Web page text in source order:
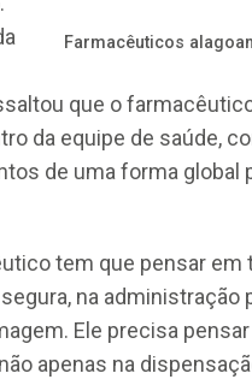
Farmacêuticos
que o
da equipe de saúde,
de uma forma global
tem que pensar em
na administração
Ele precisa
apenas na